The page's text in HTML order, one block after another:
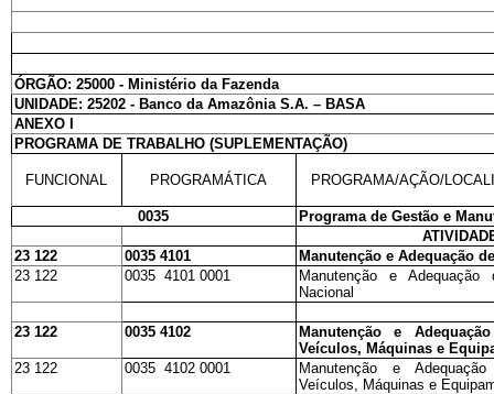
ÓRGÃO: 25000 - Ministério da Fazenda
UNIDADE: 25202 - Banco da Amazônia S.A. – BASA
ANEXO I
PROGRAMA DE TRABALHO (SUPLEMENTAÇÃO)
FUNCIONAL PROGRAMÁTICA PROGRAMA/AÇÃO/
0035
Programa de Gestão e
23 122
0035 4101
Manutenção e Adequação
23 122
0035 4101 0001
Manutenção e
Nacional
23 122 0035 4102
Manutenção e
Veículos, Máquinas e
23 122
0035 4102 0001
Manutenção e
Veículos, Máquinas e